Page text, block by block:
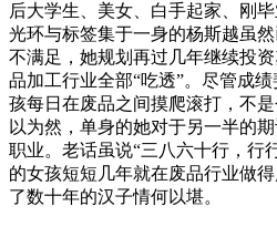
后大学生、美女、白手起家、刚
光环与标签集于一身的杨斯越虽
不满足，她规划再过几年继续投
品加工行业全部“吃透”。尽管成
孩每日在废品之间摸爬滚打，不
以为然，单身的她对于另一半的
职业。老话虽说“三八六十行，行
的女孩短短几年就在废品行业做
了数十年的汉子情何以堪。